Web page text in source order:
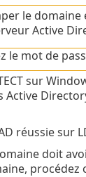
le
Active
le mot de
sur
réussie sur
doit
procédez